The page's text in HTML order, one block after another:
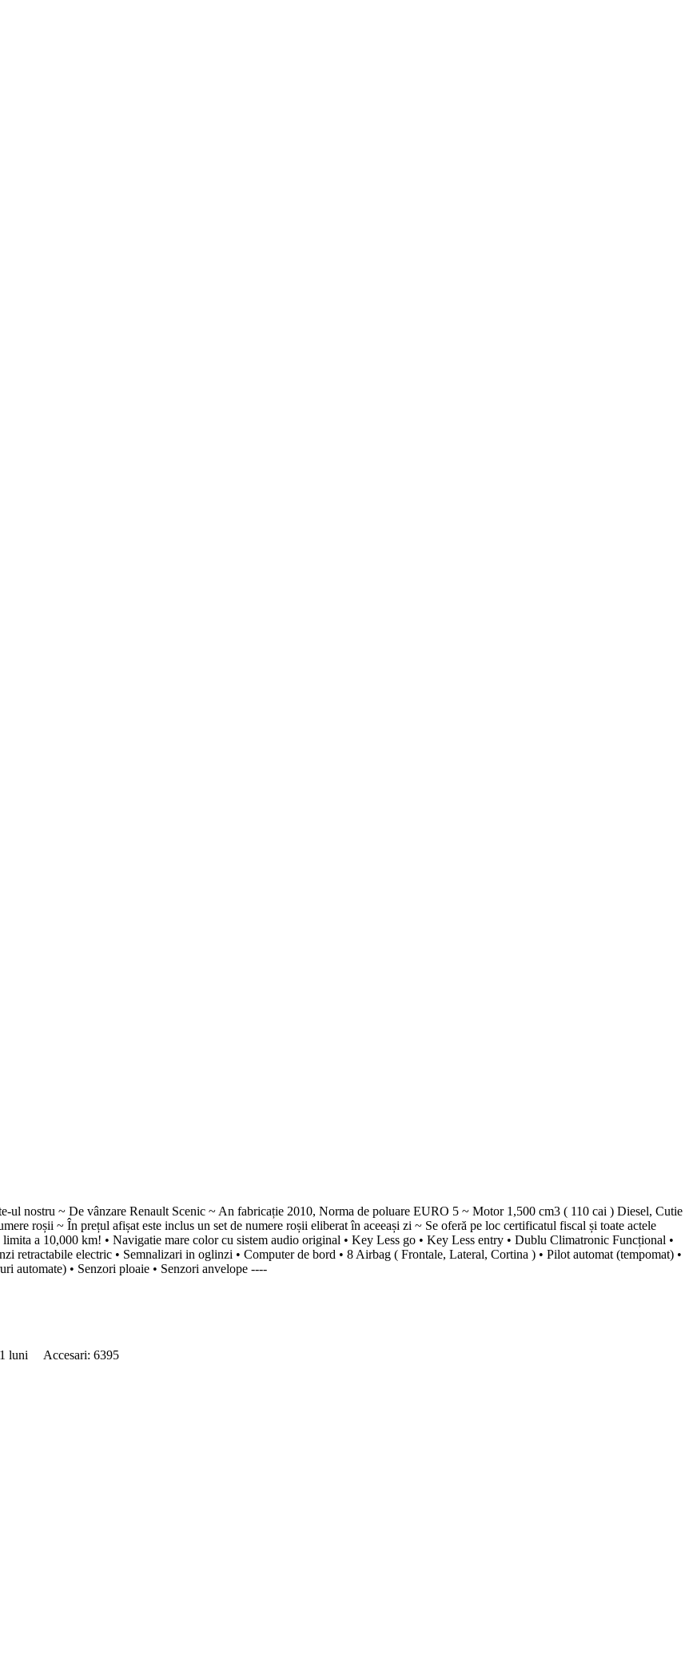
nostru ~ De vânzare Renault Scenic ~ An fabricație 2010, Norma de poluare EURO 5 ~ Motor 1,500 cm3 ( 110 cai ) Diesel, Cutie
roșii ~ În prețul afișat este inclus un set de numere roșii eliberat în aceeași zi ~ Se oferă pe loc certificatul fiscal și toate actele
a 10,000 km! • Navigatie mare color cu sistem audio original • Key Less go • Key Less entry • Dublu Climatronic Funcțional •
retractabile electric • Semnalizari in oglinzi • Computer de bord • 8 Airbag ( Frontale, Lateral, Cortina ) • Pilot automat (tempomat) •
automate) • Senzori ploaie • Senzori anvelope ----
luni Accesari: 6395